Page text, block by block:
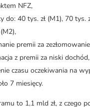
NFZ,
do: 40 tys. zł (M1), 70 tys.
premii za
z premii za niski dochód,
czasu oczekiwania na
7 miesięcy.
to 1,1 mld zł, z czego